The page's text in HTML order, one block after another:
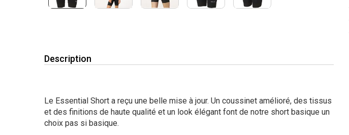
Description
Le Essential Short a reçu une belle mise à jour. Un coussinet amélioré, des tissus
et des finitions de haute qualité et un look élégant font de notre short basique un
choix pas si basique.